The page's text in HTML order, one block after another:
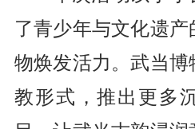
了青少年与文化遗
物焕发活力。武当
教形式，推出更多